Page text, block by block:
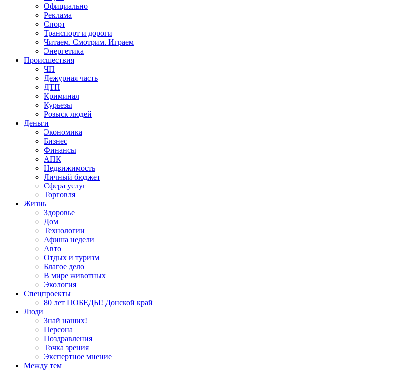
Официально
Реклама
Спорт
Транспорт и дороги
Читаем. Смотрим. Играем
Энергетика
Происшествия
ЧП
Дежурная часть
ДТП
Криминал
Курьезы
Розыск людей
Деньги
Экономика
Бизнес
Финансы
АПК
Недвижимость
Личный бюджет
Сфера услуг
Торговля
Жизнь
Здоровье
Дом
Технологии
Афиша недели
Авто
Отдых и туризм
Благое дело
В мире животных
Экология
Спецпроекты
80 лет ПОБЕДЫ! Донской край
Люди
Знай наших!
Персона
Поздравления
Точка зрения
Экспертное мнение
Между тем